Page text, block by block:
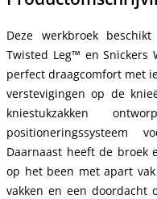
Deze werkbroek
Twisted Leg™ en Snickers
perfect draagcomfort met
verstevigingen op de
kniestukzakken
positioneringssysteem
Daarnaast heeft de broek
op het been met apart
vakken en een doordacht